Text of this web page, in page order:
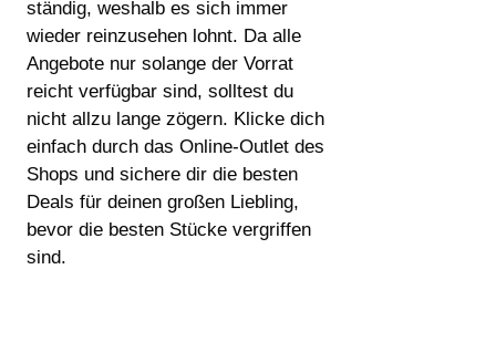
ständig, weshalb es sich immer
wieder reinzusehen lohnt. Da alle
Angebote nur solange der Vorrat
reicht verfügbar sind, solltest du
nicht allzu lange zögern. Klicke dich
einfach durch das Online-Outlet des
Shops und sichere dir die besten
Deals für deinen großen Liebling,
bevor die besten Stücke vergriffen
sind.